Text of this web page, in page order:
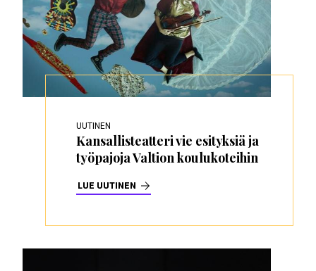
UUTINEN
Kansallisteatteri vie esityksiä ja
työpajoja Valtion koulukoteihin
LUE UUTINEN